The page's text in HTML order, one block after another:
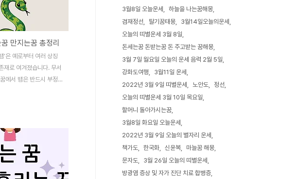
석과 함께 풀어보겠습니
시험을 보는 꿈은 기본
상황에 대한 불안감, 경
영합니다. 특히 현실에
두고 있거나, 평가받을
타나는 꿈입니다.시험장
만지는꿈 총정리
’은 예로부터 여러 상징
재로 여겨졌습니다. 무서
에서 뱀은 반드시 부정
습니다. ◆ 뱀을 보는 꿈꿈
했다면, 현재 당신의 삶
가오고 있음을 암시합니
관계, 금전 문제, 또는 심리
3월8일 오늘운세
하늘을 나는꿈해몽
겸재정선
딸기꿈태몽
3월14일오늘의운세
오늘의 띠별운세 3월 8일
돈세는꿈 돈받는꿈 돈 주고받는 꿈해몽
3월 7일 월요일 오늘의 운세 음력 2월 5일
강화도여행
3월11일 운세
2022년 3월 9일 띠별운세
노안도
정선
오늘의 띠별운세 3월 10일 목요일
할머니 돌아가시는꿈
3월8일 화요일 오늘운세
2022년 3월 9일 오늘의 별자리 운세
책가도
한국화 신윤복
마늘꿈 해몽
문자도
3월 26일 오늘의 띠별운세
방광염 증상 및 자가 진단 치료 합병증